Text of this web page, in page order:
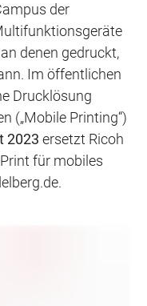
der
denen gedruckt,
Im öffentlichen
Drucklösung
(„Mobile Printing“)
2023 ersetzt Ricoh
für mobiles